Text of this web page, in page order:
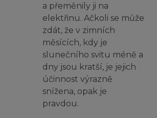
a přeměnily ji na
elektřinu. Ačkoli se může
zdát, že v zimních
měsících, kdy je
slunečního svitu méně a
dny jsou kratší, je jejich
účinnost výrazně
snížena, opak je
pravdou.